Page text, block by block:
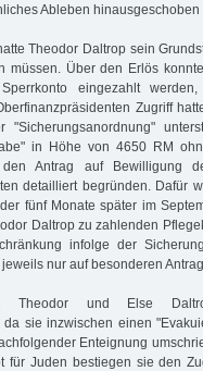
Ableben hinausgeschoben
Theodor Daltrop sein
müssen. Über den Erlös
eingezahlt
Zugriff
"Sicherungsanordnung"
in Höhe von 4650 RM
Antrag auf Bewilligung
detailliert begründen. Dafür
fünf Monate später im
Daltrop zu zahlenden
infolge der
nur auf besonderen
Theodor und Else
sie inzwischen einen
Enteignung
für Juden bestiegen sie den